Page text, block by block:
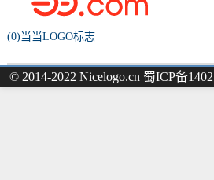
(0)当当LOGO标志
© 2014-2022 Nicelogo.cn 蜀ICP备